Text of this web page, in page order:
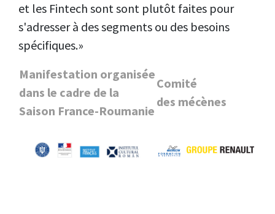
et les Fintech sont sont plutôt faites pour
s'adresser à des segments ou des besoins
spécifiques.»
Manifestation organisée
dans le cadre de la
Saison France-Roumanie
Comité
des mécènes